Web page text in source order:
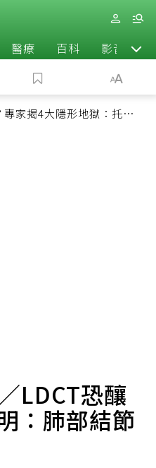
醫療 百科 影音
家揭4大隱形地獄：托運恐
LDCT恐釀
：肺部結節